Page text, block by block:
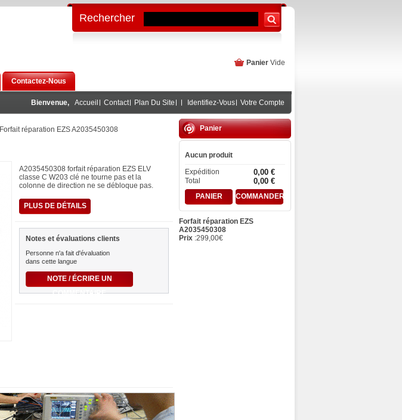
Contactez-Nous
Panier Vide
Bienvenue, Accueil Contact Plan Du Site Identifiez-Vous Votre Compte
Rechercher
Forfait réparation EZS A2035450308
A2035450308 forfait réparation EZS ELV
classe C W203 clé ne tourne pas et la
colonne de direction ne se débloque pas.
PLUS DE DÉTAILS
Notes et évaluations clients
Personne n'a fait d'évaluation
dans cette langue
NOTE / ÉCRIRE UN
COMMENTAIRE
Panier
Aucun produit
Expédition
0,00 €
Total 0,00 €
PANIER COMMANDER
Forfait réparation EZS
A2035450308
Prix :299,00€